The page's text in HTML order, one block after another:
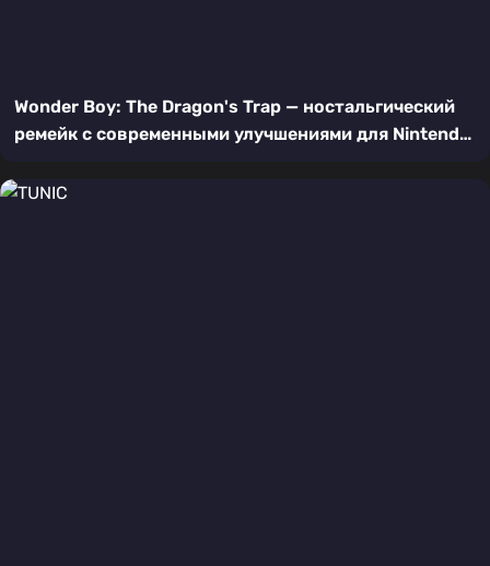
Wonder Boy: The Dragon's Trap — ностальгический
ремейк с современными улучшениями для Nintendo